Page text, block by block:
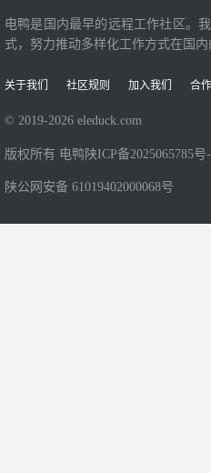
电鸭是国内最早的远程工作社区。
式，努力推动多样化工作方式在国内
关于我们 社区规则 加入我们 合
© 2019-2026 eleduck.com
版权所有 电鸭 陕ICP备2025065785号
陕公网安备 61019402000068号